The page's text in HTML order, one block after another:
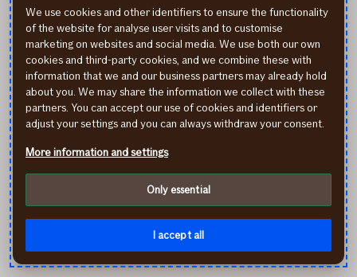
7 padomi, kā sagatavot mājokli ziemai
Katru gadu Latvijā izceļas vairāk nekā 5000
ugunsgrēku. Lielu daļu no tiem izraisa nepareizi
uzstādītas vai izmantotas apkures sistēmas un
elektroinstalācijas. Tāpat VUGD apkopotā informācija
liecina, ka ik gadu Latvijas mājokļu skursteņos deg
sodrēji, kas izraisa postošus ugunsgrēkus.
01.10.2022
Lasīt vairākrakstā
kā
sagatavot
mājokli
Parādīt vairāk
We use cookies and other identifiers to ensure the functionality
of the website for analyse user visits and to customise
marketing on websites and social media. We use both our own
cookies and third-party cookies, and we combine these with
information that we and our business partners may already hold
about you. We may share the information we collect with these
partners. You can accept our use of cookies and identifiers or
adjust your settings and you can always withdraw your consent.
More information and settings
Only essential
I accept all